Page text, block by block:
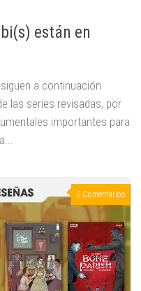
están en
a continuación
las series revisadas, por
importantes para
0 Comentarios